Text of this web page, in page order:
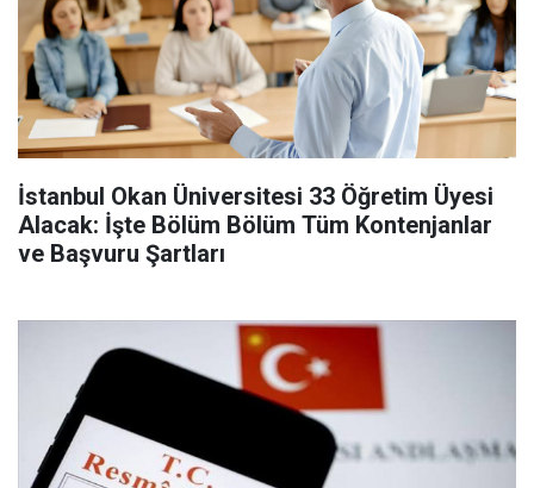
İstanbul Okan Üniversitesi 33 Öğretim Üyesi
Alacak: İşte Bölüm Bölüm Tüm Kontenjanlar
ve Başvuru Şartları